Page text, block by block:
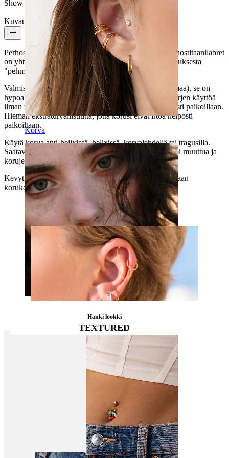
Korva
Show pair option:Kyllä
Kuvaus
Perhosia, mutta rohkealla twistillä. Tämä kuvioitu perhostitaanilabret
on yhtä lailla pehmeä että rohkea, kuin koruversio ajatuksesta
"pehmeä, mutta älä ryppyile minulle."
Valmistettu ASTM F136 -titaanista (eli sitä huippukamaa), se on
hypoallergeeninen, vedenkestävä ja tehty kestämään arjen käyttöä
ilman turhaa draamaa. Sisäkierteisenä se pysyy varmasti paikoillaan.
Hieman ekstraturvallisuutta, jotta korusi eivät irtoa helposti
paikoiltaan.
Käytä korua anti-helixissä, helixissä, korvalehdellä tai tragusilla.
Saatavilla kultaisena tai hopeisena, koska mielialasi voi muuttua ja
korujesi pitää pysyä aina mukana vauhdissa.
Kevyt ja kestävä, tämä perhonen on valmis laskeutumaan
korukokoelmaasi.
Hanki lookki
TEXTURED